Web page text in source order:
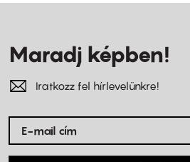
Maradj képben!
Iratkozz fel hírlevelünkre!